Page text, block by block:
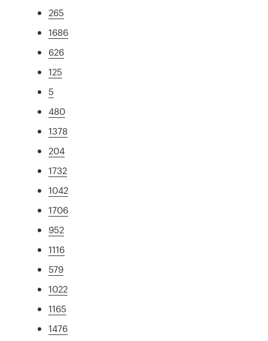
265
1686
626
125
5
480
1378
204
1732
1042
1706
952
1116
579
1022
1165
1476